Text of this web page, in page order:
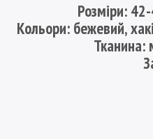
Розміри:
Кольори: бежевий,
Тканина: